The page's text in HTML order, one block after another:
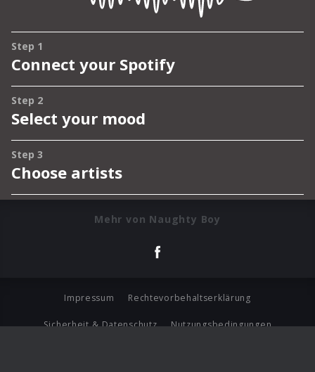
Mehr von Naughty Boy
Impressum Rechtevorbehaltserklärung
Sicherheit & Datenschutz Nutzungsbedingungen